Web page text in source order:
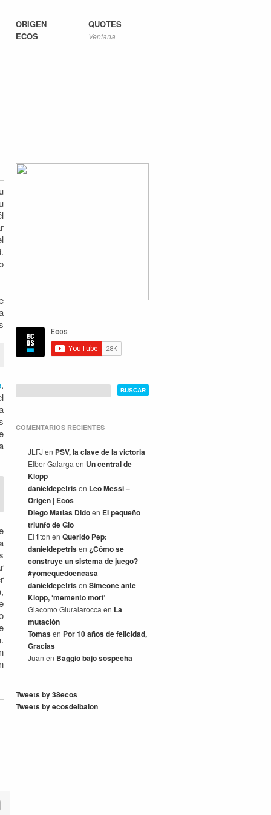
ORIGEN
ECOS
QUOTES
Ventana
.
COMENTARIOS RECIENTES
JLFJ en PSV, la clave de la victoria
Elber Galarga en Un central de
Klopp
danieldepetrisen Leo Messi –
Origen | Ecos
Diego Matias Didoen El pequeño
triunfo de Gio
El titon en Querido Pep:
danieldepetrisen ¿Cómo se
construye un sistema de juego?
#yomequedoencasa
danieldepetrisen Simeone ante
Klopp, ‘memento mori’
Giacomo Giuralarocca en La
mutación
Tomasen Por 10 años de felicidad,
Gracias
Juan en Baggio bajo sospecha
Tweets by 38ecos
Tweets by ecosdelbalon